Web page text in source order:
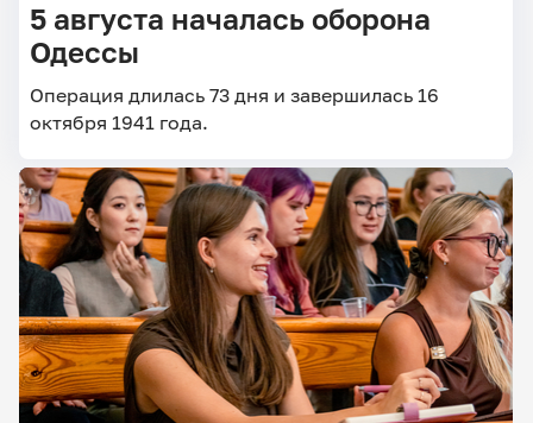
5 августа началась оборона
Одессы
Операция длилась 73 дня и завершилась 16
октября 1941 года.